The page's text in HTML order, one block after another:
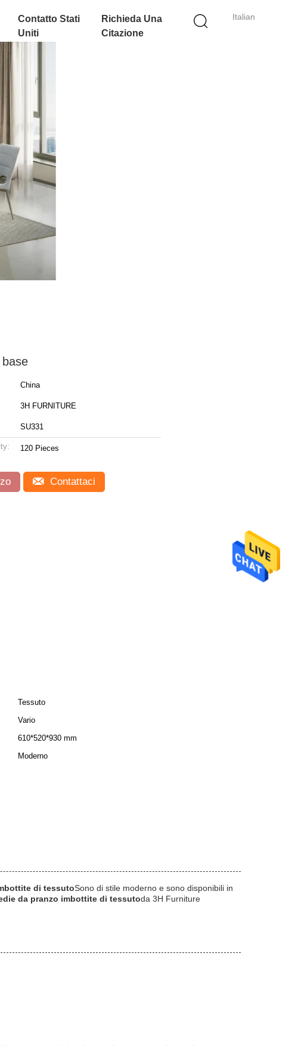
Italian
Contatto Stati
Uniti
Richieda Una
Citazione
China
3H FURNITURE
SU331
120 Pieces
Contattaci
Tessuto
Vario
610*520*930 mm
Moderno
di tessutoSono di stile moderno e sono disponibili in
da pranzo imbottite di tessutoda 3H Furniture